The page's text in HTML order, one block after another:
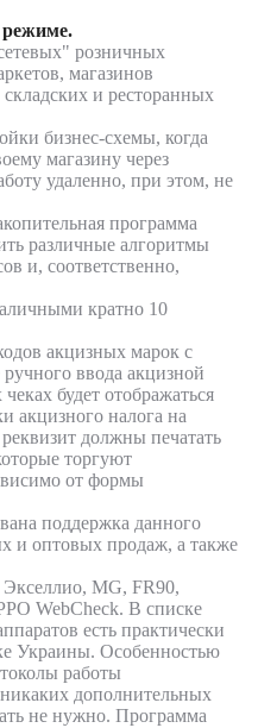
режиме.
розничных
магазинов
и ресторанных
бизнес-схемы, когда
магазину через
удаленно, при этом, не
программа
различные алгоритмы
и, соответственно,
кратно 10
акцизных марок с
ввода акцизной
будет отображаться
акцизного налога на
должны печатать
торгуют
от формы
поддержка данного
и оптовых продаж, а также
Экселлио, MG, FR90,
WebCheck. В списке
есть практически
Украины. Особенностью
работы
дополнительных
не нужно. Программа